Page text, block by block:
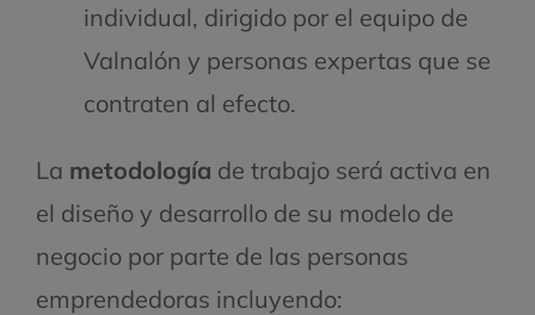
individual, dirigido por el equipo de
Valnalón y personas expertas que se
contraten al efecto.
La metodología de trabajo será activa en
el diseño y desarrollo de su modelo de
negocio por parte de las personas
emprendedoras incluyendo: